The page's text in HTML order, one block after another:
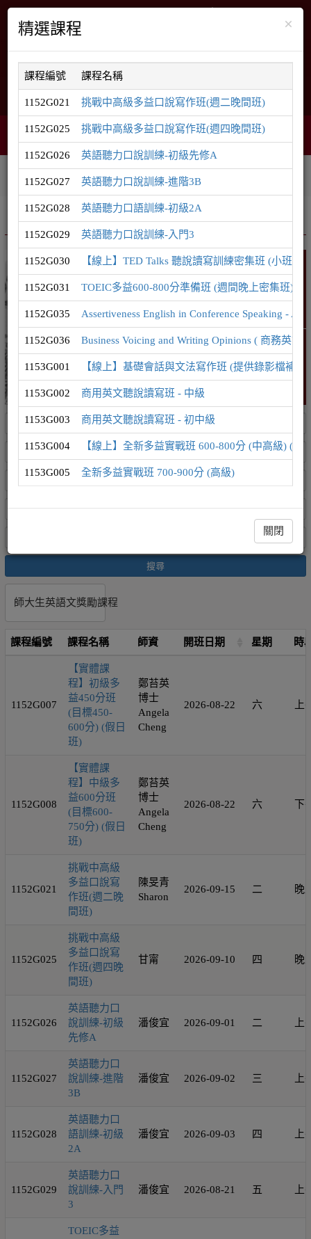
English 網站導覽
網頁選單
購物車 0
智能客服
課程系列
相關連結
推廣課程 英語系列
英語
精選課程
搜尋
師大生英語文獎勵課程
課程編號 課程名稱 師資 開班日期 星期 時
1152G007
【實體課
程】初級多
益450分班
(目標450-
600分) (假日
班)
鄭苔英
博士
Angela
Cheng
2026-08-22 六 上
1152G008
【實體課
程】中級多
益600分班
(目標600-
750分) (假日
班)
鄭苔英
博士
Angela
Cheng
2026-08-22 六 下
1152G021
挑戰中高級
多益口說寫
作班(週二晚
間班)
陳旻青
Sharon
2026-09-15 二 晚
1152G025
挑戰中高級
多益口說寫
作班(週四晚
間班)
甘甯 2026-09-10 四 晚
1152G026
英語聽力口
說訓練-初級
先修A
潘俊宜 2026-09-01 二 上
1152G027
英語聽力口
說訓練-進階
3B
潘俊宜 2026-09-02 三 上
1152G028
英語聽力口
語訓練-初級
2A
潘俊宜 2026-09-03 四 上
1152G029
英語聽力口
說訓練-入門
3
潘俊宜 2026-08-21 五 上
TOEIC多益
×
精選課程
課程編號 課程名稱
1152G021 挑戰中高級多益口說寫作班(週二晚間班)
1152G025 挑戰中高級多益口說寫作班(週四晚間班)
1152G026 英語聽力口說訓練-初級先修A
1152G027 英語聽力口說訓練-進階3B
1152G028 英語聽力口語訓練-初級2A
1152G029 英語聽力口說訓練-入門3
1152G030 【線上】TED Talks 聽說讀寫訓練密集班 (小班制
1152G031 TOEIC多益600-800分準備班 (週間晚上密集班)
1152G035 Assertiveness English in Conference Speaking -
1152G036 Business Voicing and Writing Opinions ( 商務英語
1153G001 【線上】基礎會話與文法寫作班 (提供錄影檔補課
1153G002 商用英文聽說讀寫班 - 中級
1153G003 商用英文聽說讀寫班 - 初中級
1153G004 【線上】全新多益實戰班 600-800分 (中高級) (提
1153G005 全新多益實戰班 700-900分 (高級)
關閉